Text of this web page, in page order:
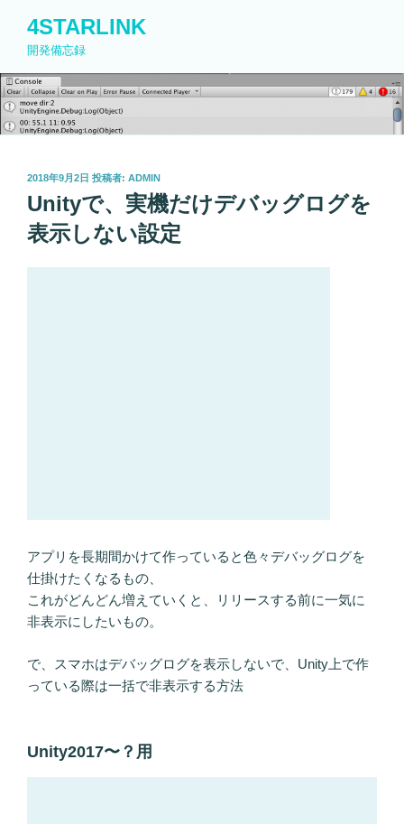
ン
ツ
へ
ス
4STARLINK
開発備忘録
投
日:
2018年9月2日 投稿者: ADMIN
Unityで、実機だけデバッグログを
表示しない設定
アプリを長期間かけて作っていると色々デバッグログを
仕掛けたくなるもの、
これがどんどん増えていくと、リリースする前に一気に
非表示にしたいもの。
で、スマホはデバッグログを表示しないで、Unity上で作
っている際は一括で非表示する方法
Unity2017〜？用